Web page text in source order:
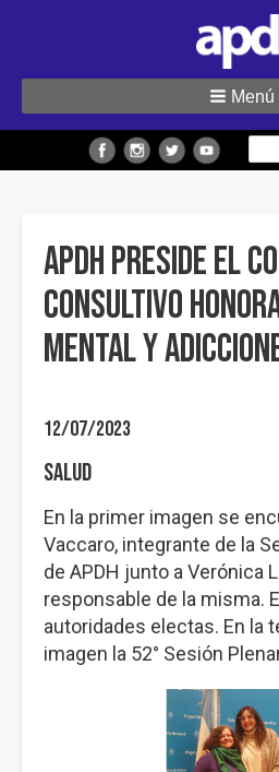
Menú
APDH preside el
Consultivo
Mental y
12/07/2023
Salud
En la primer imagen se
Vaccaro, integrante de la
de APDH junto a Verónica
responsable de la misma.
autoridades electas. En la
imagen la 52° Sesión